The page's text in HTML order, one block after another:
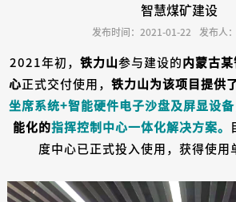
智慧煤矿建设
发布时间：2021-01-22 发布人
2021年初， 铁力山参与建设的 内蒙古
心正式交付使用， 铁力山为该项目提供
坐席系统+智能硬件电子沙盘及屏显设备
能化的指挥控制中心一体化解决方案。
度中心已正式投入使用，获得使用